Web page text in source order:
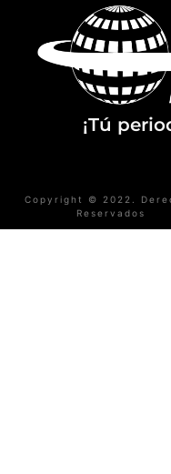
¡Tú
Copyright © 2022.
Reservados